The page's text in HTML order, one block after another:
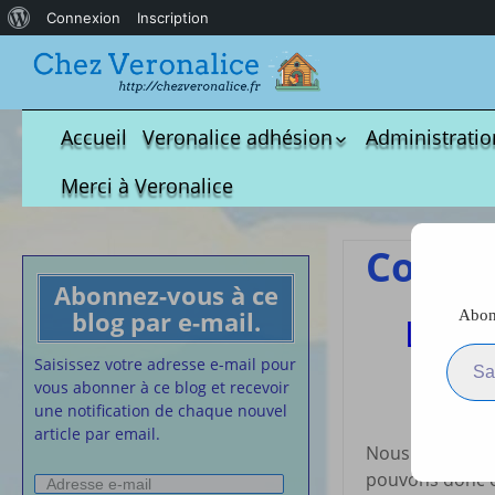
Accueil
Veronalice adhésion
Qui est-elle ?
Adhésion demandes
S.M.I.C et
Affiches
Convention
Lettres Types
Projet
calendrier des
Vaccination
Cartes de
nounou
Merci à Veronalice
Abonnez-vous à ce
blog par e-mail.
Saisissez votre adresse e-mail pour
vous abonner à ce blog et recevoir
une notification de chaque nouvel
article par email.
Adresse
Le
Nous sommes
pouvons donc
Saisissez votre adresse
propos
Connexion Inscription